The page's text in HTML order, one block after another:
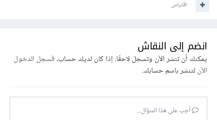
اقتباس
انضم إلى النقاش
يمكنك أن تنشر الآن وتسجل لاحقًا. إذا كان لديك حساب،فسجل الدخول
الآنلتنشر باسم حسابك.
أجب على هذا السؤال...